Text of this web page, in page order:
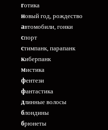
готика
новый год, рождество
автомобили, гонки
спорт
стимпанк, парапанк
киберпанк
мистика
фентези
фантастика
длинные волосы
блондины
брюнеты